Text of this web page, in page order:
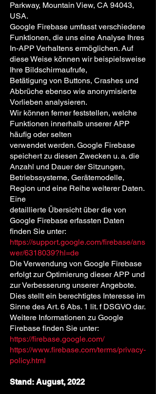
Parkway, Mountain View, CA 94043,
USA.
Google Firebase umfasst verschiedene
Funktionen, die uns eine Analyse Ihres
In-APP Verhaltens ermöglichen. Auf
diese Weise können wir beispielsweise
Ihre Bildschirmaufrufe,
Betätigung von Buttons, Crashes und
Abbrüche ebenso wie anonymisierte
Vorlieben analysieren.
Wir können ferner feststellen, welche
Funktionen innerhalb unserer APP
häufig oder selten
verwendet werden. Google Firebase
speichert zu diesen Zwecken u. a. die
Anzahl und Dauer der Sitzungen,
Betriebssysteme, Gerätemodelle,
Region und eine Reihe weiterer Daten.
Eine
detaillierte Übersicht über die von
Google Firebase erfassten Daten
finden Sie unter:
https://support.google.com/firebase/ans
wer/6318039?hl=de
Die Verwendung von Google Firebase
erfolgt zur Optimierung dieser APP und
zur Verbesserung unserer Angebote.
Dies stellt ein berechtigtes Interesse im
Sinne des Art. 6 Abs. 1 lit. f DSGVO dar.
Weitere Informationen zu Google
Firebase finden Sie unter:
https://firebase.google.com/
https://www.firebase.com/terms/privacy-
policy.html
Stand: August, 2022